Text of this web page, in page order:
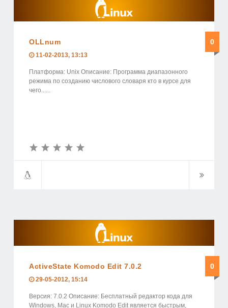
OLLnum 0
11-02-2013, 13:13
Платформа: Unix Описание: Программа диапазонного
режима по созданию числового словаря кто в курсе для
чего......
ActiveState Komodo Edit 7.0.2 0
29-05-2012, 15:14
Версия: 7.0.2 Описание: Бесплатный редактор кода для
Windows, Mac и Linux Komodo Edit является быстрым,